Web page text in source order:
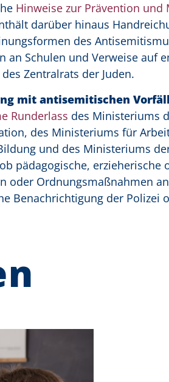
Hinweise zur Prävention und
darüber hinaus
des
Schulen und Verweise auf
Zentralrats der Juden.
mit antisemitischen
Runderlass des Ministeriums
des Ministeriums für
und des Ministeriums
pädagogische, erzieherische
oder Ordnungsmaßnahmen
Benachrichtigung der Polizei